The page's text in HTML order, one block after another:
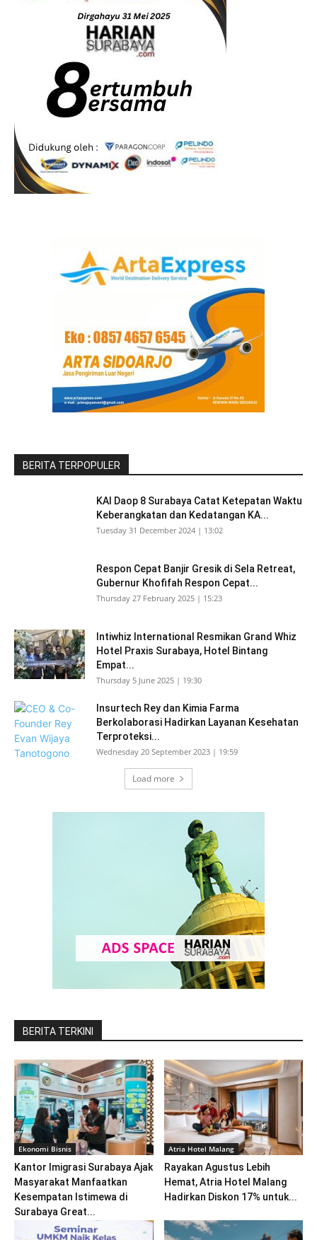
BERITA TERPOPULER
KAI Daop 8 Surabaya Catat Ketepatan Waktu
Keberangkatan dan Kedatangan KA...
Tuesday 31 December 2024 | 13:02
Respon Cepat Banjir Gresik di Sela Retreat,
Gubernur Khofifah Respon Cepat...
Thursday 27 February 2025 | 15:23
Intiwhiz International Resmikan Grand Whiz
Hotel Praxis Surabaya, Hotel Bintang
Empat...
Thursday 5 June 2025 | 19:30
Insurtech Rey dan Kimia Farma
Berkolaborasi Hadirkan Layanan Kesehatan
Terproteksi...
Wednesday 20 September 2023 | 19:59
Load more
BERITA TERKINI
Ekonomi Bisnis
Kantor Imigrasi Surabaya Ajak
Masyarakat Manfaatkan
Kesempatan Istimewa di
Surabaya Great...
Atria Hotel Malang
Rayakan Agustus Lebih
Hemat, Atria Hotel Malang
Hadirkan Diskon 17% untuk...